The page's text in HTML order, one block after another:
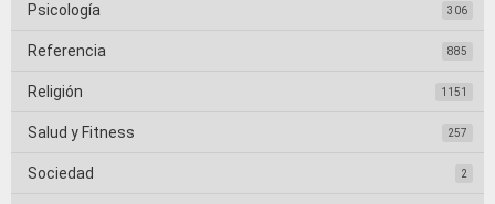
Psicología 306
Referencia 885
Religión 1151
Salud y Fitness 257
Sociedad 2